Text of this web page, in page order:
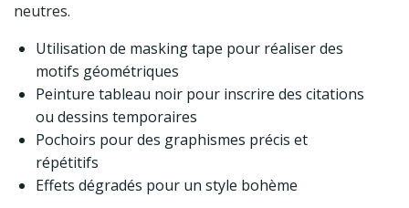
neutres.
Utilisation de masking tape pour réaliser des
motifs géométriques
Peinture tableau noir pour inscrire des citations
ou dessins temporaires
Pochoirs pour des graphismes précis et
répétitifs
Effets dégradés pour un style bohème